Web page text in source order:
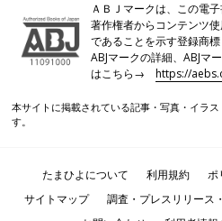
ＡＢＪマークは、この電
著作権者からコンテンツ
であることを示す登録商
ABJマークの詳細、ABJマ
はこちら→https://
本サイトに掲載されている記事・写真・イラ
す。
たまひよについて 利用規約 ポ
サイトマップ
調査・プレスリリース